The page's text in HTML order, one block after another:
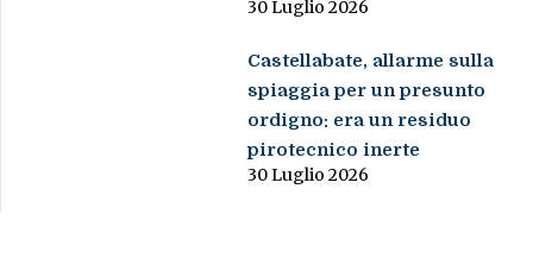
30 Luglio 2026
Castellabate, allarme sulla
spiaggia per un presunto
ordigno: era un residuo
pirotecnico inerte
30 Luglio 2026